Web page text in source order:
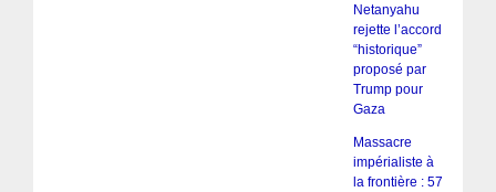
Netanyahu
rejette l’accord
“historique”
proposé par
Trump pour
Gaza
Massacre
impérialiste à
la frontière : 57